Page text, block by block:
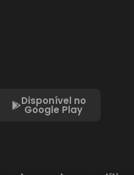
Disponível no
Google Play